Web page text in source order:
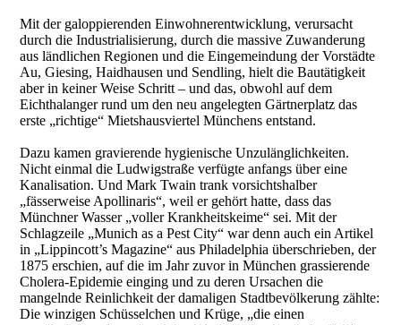
Mit der galoppierenden Einwohnerentwicklung, verursacht
durch die Industrialisierung, durch die massive Zuwanderung
aus ländlichen Regionen und die Eingemeindung der Vorstädte
Au, Giesing, Haidhausen und Sendling, hielt die Bautätigkeit
aber in keiner Weise Schritt – und das, obwohl auf dem
Eichthalanger rund um den neu angelegten Gärtnerplatz das
erste „richtige“ Mietshausviertel Münchens entstand.
Dazu kamen gravierende hygienische Unzulänglichkeiten.
Nicht einmal die Ludwigstraße verfügte anfangs über eine
Kanalisation. Und Mark Twain trank vorsichtshalber
„fässerweise Apollinaris“, weil er gehört hatte, dass das
Münchner Wasser „voller Krankheitskeime“ sei. Mit der
Schlagzeile „Munich as a Pest City“ war denn auch ein Artikel
in „Lippincott’s Magazine“ aus Philadelphia überschrieben, der
1875 erschien, auf die im Jahr zuvor in München grassierende
Cholera-Epidemie einging und zu deren Ursachen die
mangelnde Reinlichkeit der damaligen Stadtbevölkerung zählte:
Die winzigen Schüsselchen und Krüge, „die einen